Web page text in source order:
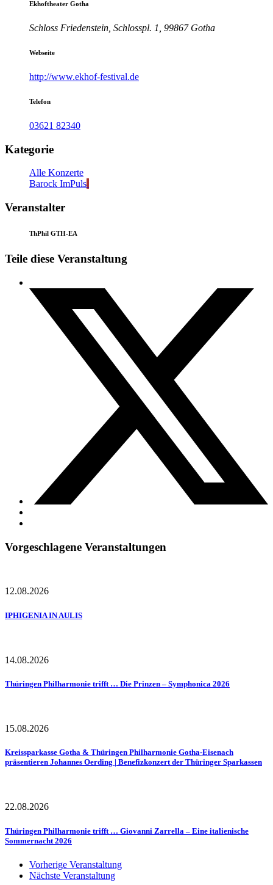
Ekhoftheater Gotha
Schloss Friedenstein, Schlosspl. 1, 99867 Gotha
Webseite
http://www.ekhof-festival.de
Telefon
03621 82340
Kategorie
Alle Konzerte
Barock ImPuls
Veranstalter
ThPhil GTH-EA
Teile diese Veranstaltung
Vorgeschlagene Veranstaltungen
12.08.2026
IPHIGENIA IN AULIS
14.08.2026
Thüringen Philharmonie trifft … Die Prinzen – Symphonica 2026
15.08.2026
Kreissparkasse Gotha & Thüringen Philharmonie Gotha-Eisenach
präsentieren Johannes Oerding | Benefizkonzert der Thüringer Sparkassen
22.08.2026
Thüringen Philharmonie trifft … Giovanni Zarrella – Eine italienische
Sommernacht 2026
Vorherige Veranstaltung
Nächste Veranstaltung